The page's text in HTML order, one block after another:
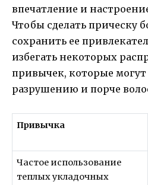
впечатление и
Чтобы сделать прическу
сохранить ее
избегать некоторых
привычек, которые
разрушению и порче
Привычка
Частое использование
теплых укладочных